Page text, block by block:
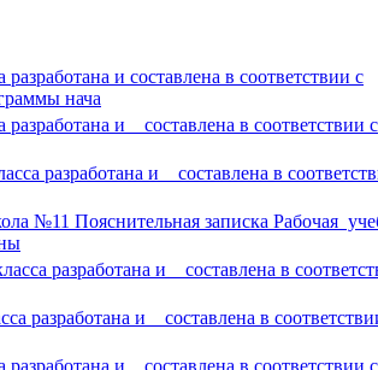
и составлена в соответствии с
нача
и составлена в соответствии с
разработана и составлена в
№11 Пояснительная записка Рабочая
разработана и составлена в
разработана и составлена в